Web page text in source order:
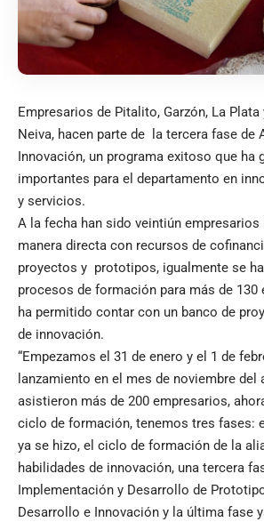
Empresarios de Pitalito, Garzón, La
Neiva, hacen parte de la tercera fase de
Innovación, un programa exitoso que ha
importantes para el departamento en
y servicios.
A la fecha han sido veintiún
manera directa con recursos de
proyectos y prototipos, igualmente se
procesos de formación para más de 130
ha permitido contar con un banco de
de innovación.
“Empezamos el 31 de enero y el 1 de
lanzamiento en el mes de noviembre del
asistieron más de 200 empresarios,
ciclo de formación, tenemos tres fases:
ya se hizo, el ciclo de formación de la
habilidades de innovación, una tercera
Implementación y Desarrollo de
Desarrollo e Innovación y la última fase